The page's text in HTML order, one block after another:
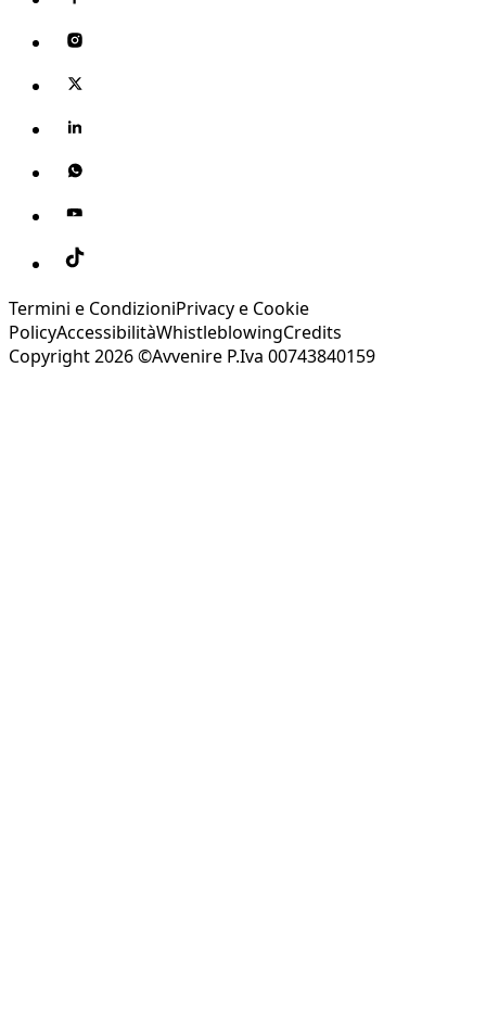
Termini e CondizioniPrivacy e Cookie
PolicyAccessibilitàWhistleblowingCredits
Copyright 2026 ©Avvenire P.Iva 00743840159